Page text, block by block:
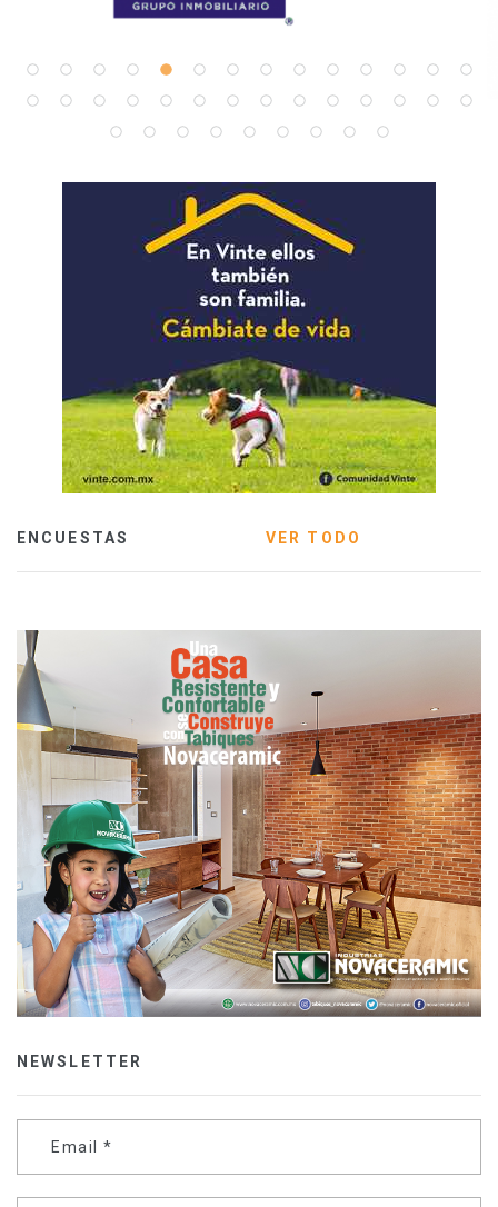
ENCUESTAS VER TODO
NEWSLETTER
Email *